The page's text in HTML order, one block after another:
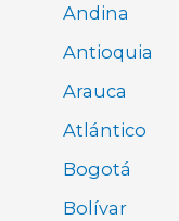
Andina
Antioquia
Arauca
Atlántico
Bogotá
Bolívar